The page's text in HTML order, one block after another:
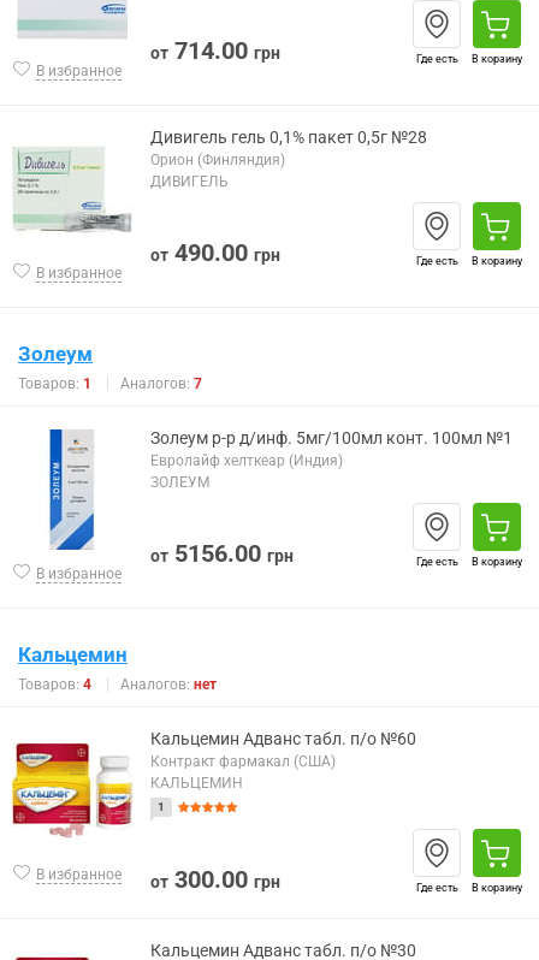
В избранное
от 714.00 грн Где есть В корзину
В избранное
Дивигель гель 0,1% пакет 0,5г №28
Орион (Финляндия)
ДИВИГЕЛЬ
от 490.00 грн Где есть В корзину
Золеум
Товаров: 1 Аналогов: 7
В избранное
Золеум р-р д/инф. 5мг/100мл конт. 100мл №1
Евролайф хелткеар (Индия)
ЗОЛЕУМ
от 5156.00 грн Где есть В корзину
Кальцемин
Товаров: 4 Аналогов: нет
В избранное
Кальцемин Адванс табл. п/о №60
Контракт фармакал (США)
КАЛЬЦЕМИН
1
от 300.00 грн Где есть В корзину
Кальцемин Адванс табл. п/о №30